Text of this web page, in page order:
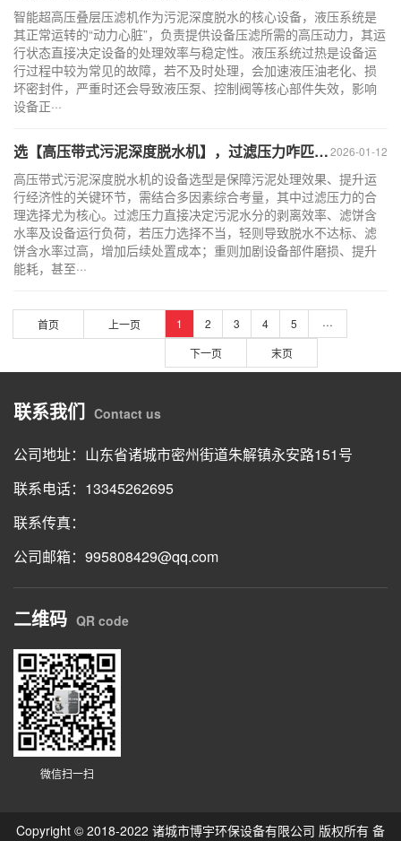
智能超高压叠层压滤机作为污泥深度脱水的核心设备，液压系统是
其正常运转的“动力心脏”，负责提供设备压滤所需的高压动力，其运
行状态直接决定设备的处理效率与稳定性。液压系统过热是设备运
行过程中较为常见的故障，若不及时处理，会加速液压油老化、损
坏密封件，严重时还会导致液压泵、控制阀等核心部件失效，影响
设备正···
2026-01-12
选【高压带式污泥深度脱水机】，过滤压力咋匹配？
高压带式污泥深度脱水机的设备选型是保障污泥处理效果、提升运
行经济性的关键环节，需结合多因素综合考量，其中过滤压力的合
理选择尤为核心。过滤压力直接决定污泥水分的剥离效率、滤饼含
水率及设备运行负荷，若压力选择不当，轻则导致脱水不达标、滤
饼含水率过高，增加后续处置成本；重则加剧设备部件磨损、提升
能耗，甚至···
首页 上一页 1 2 3 4 5 ···
下一页 末页
联系我们 Contact us
公司地址：山东省诸城市密州街道朱解镇永安路151号
联系电话：13345262695
联系传真：
公司邮箱：995808429@qq.com
二维码 QR code
微信扫一扫
Copyright © 2018-2022 诸城市博宇环保设备有限公司 版权所有 备